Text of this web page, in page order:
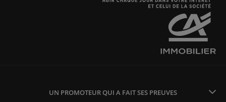
UN PROMOTEUR QUI A FAIT SES PREUVES